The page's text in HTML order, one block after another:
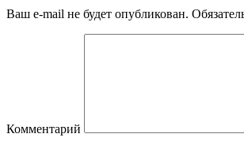
Ваш e-mail не будет опубликован.
Комментарий